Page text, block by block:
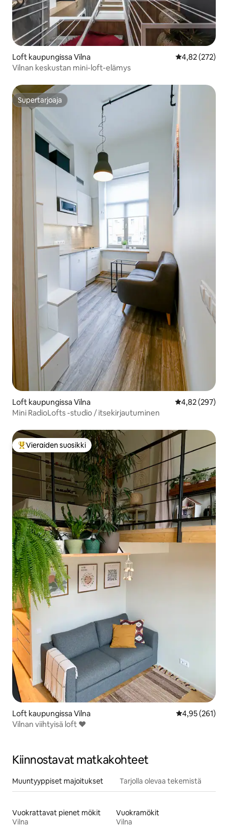
Loft kaupungissa Vilna
4,82 (272)
Vilnan keskustan mini-loft-elämys
Supertarjoaja
Supertarjoaja
Loft kaupungissa Vilna
4,82 (297)
Mini RadioLofts -studio / itsekirjautuminen
Vieraiden suosikkien parhaimmistoa
Vieraiden suosikki
Loft kaupungissa Vilna
4,95 (261)
Vilnan viihtyisä loft ❤️
Kiinnostavat matkakohteet
Muuntyyppiset majoitukset Tarjolla olevaa tekemistä
Vuokrattavat pienet mökit
Vilna
Vuokramökit
Vilna